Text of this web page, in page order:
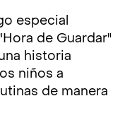
especial
de Guardar"
historia
niños a
de manera